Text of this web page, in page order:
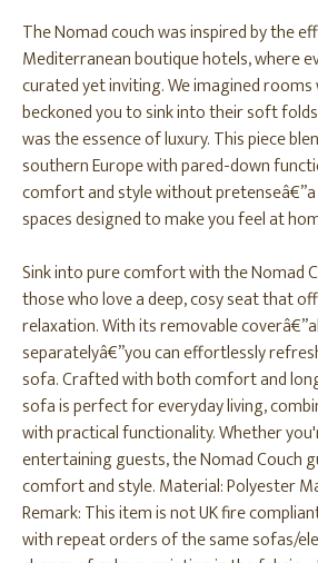
The Nomad couch was inspired by the
Mediterranean boutique hotels, where
curated yet inviting. We imagined
beckoned you to sink into their soft
was the essence of luxury. This piece
southern Europe with pared-down
comfort and style without
spaces designed to make you feel at
Sink into pure comfort with the Nomad
those who love a deep, cosy seat that
relaxation. With its removable
separatelyâ€”you can effortlessly
sofa. Crafted with both comfort and
sofa is perfect for everyday living,
with practical functionality. Whether
entertaining guests, the Nomad Couch
comfort and style. Material: Polyester
Remark: This item is not UK fire
with repeat orders of the same sofas/